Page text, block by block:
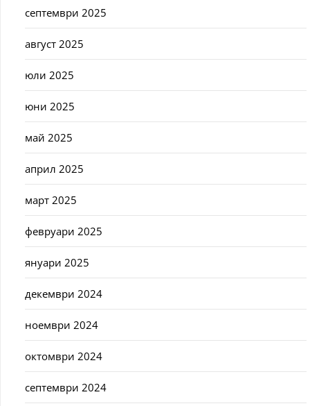
септември 2025
август 2025
юли 2025
юни 2025
май 2025
април 2025
март 2025
февруари 2025
януари 2025
декември 2024
ноември 2024
октомври 2024
септември 2024